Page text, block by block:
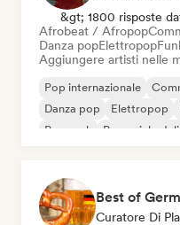
&gt; 1800 risposte
Afrobeat / Afropop
Danza popElettropop
Aggiungere artisti nelle
Pop internazionale
Danza pop
Elettropop
Pop rock
Pop
Best of
Curatore Di